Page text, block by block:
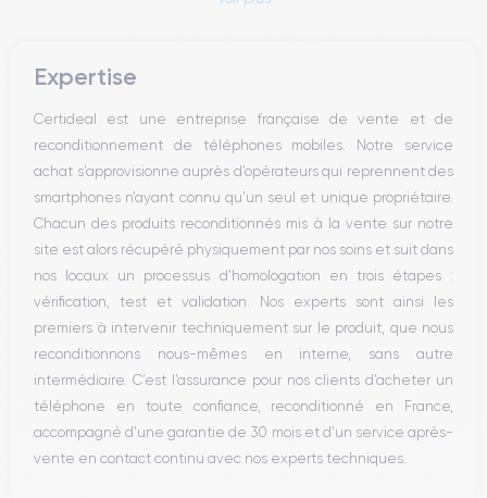
Haut parleur
Bouton Home
Bluetooth
WiFi
Réseau
Vibreur
Prise USB
Expertise
Certideal est une entreprise française de vente et de
reconditionnement de téléphones mobiles. Notre service
achat s’approvisionne auprès d’opérateurs qui reprennent des
smartphones n’ayant connu qu’un seul et unique propriétaire.
Chacun des produits reconditionnés mis à la vente sur notre
site est alors récupéré physiquement par nos soins et suit dans
nos locaux un processus d’homologation en trois étapes :
vérification, test et validation. Nos experts sont ainsi les
premiers à intervenir techniquement sur le produit, que nous
reconditionnons nous-mêmes en interne, sans autre
intermédiaire. C’est l’assurance pour nos clients d’acheter un
téléphone en toute confiance, reconditionné en France,
accompagné d’une garantie de 30 mois et d’un service après-
vente en contact continu avec nos experts techniques.